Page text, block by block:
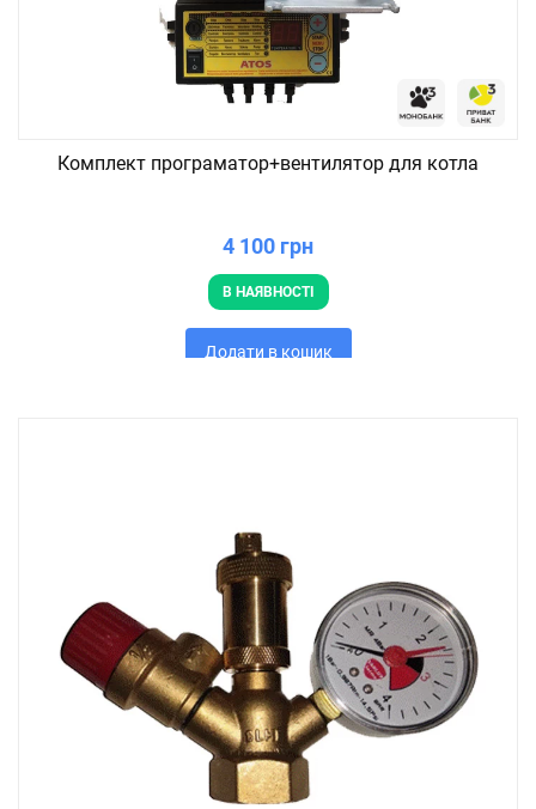
Комплект програматор+вентилятор для котла
4 100 грн
В НАЯВНОСТІ
Додати в кошик